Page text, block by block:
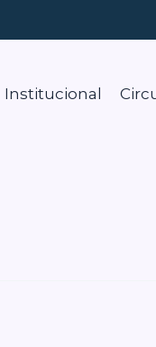
Institucional